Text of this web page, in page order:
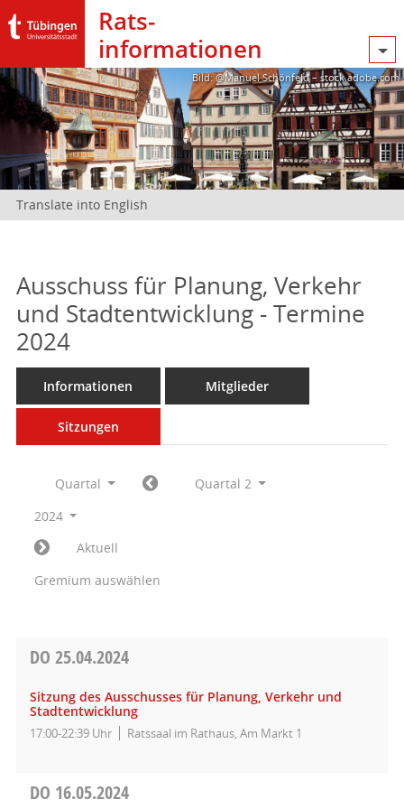
Rats­
informationen
Bild: @Manuel Schönfeld – stock.adobe.com
Translate into English
Ausschuss für Planung, Verkehr
und Stadtentwicklung - Termine
2024
Informationen Mitglieder
Sitzungen
Quartal
Quartal 2
2024
Aktuell
Gremium auswählen
DO 25.04.2024
Sitzung des Ausschusses für Planung, Verkehr und
Stadtentwicklung
17:00-22:39 Uhr Ratssaal im Rathaus, Am Markt 1
DO 16.05.2024